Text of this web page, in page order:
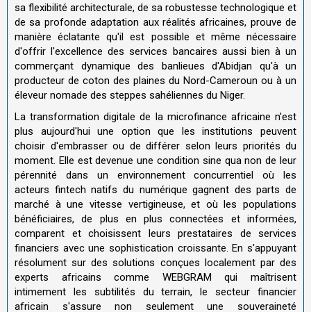
sa flexibilité architecturale, de sa robustesse technologique et
de sa profonde adaptation aux réalités africaines, prouve de
manière éclatante qu'il est possible et même nécessaire
d'offrir l'excellence des services bancaires aussi bien à un
commerçant dynamique des banlieues d'Abidjan qu'à un
producteur de coton des plaines du Nord-Cameroun ou à un
éleveur nomade des steppes sahéliennes du Niger.
La transformation digitale de la microfinance africaine n'est
plus aujourd'hui une option que les institutions peuvent
choisir d'embrasser ou de différer selon leurs priorités du
moment. Elle est devenue une condition sine qua non de leur
pérennité dans un environnement concurrentiel où les
acteurs fintech natifs du numérique gagnent des parts de
marché à une vitesse vertigineuse, et où les populations
bénéficiaires, de plus en plus connectées et informées,
comparent et choisissent leurs prestataires de services
financiers avec une sophistication croissante. En s'appuyant
résolument sur des solutions conçues localement par des
experts africains comme WEBGRAM qui maîtrisent
intimement les subtilités du terrain, le secteur financier
africain s'assure non seulement une souveraineté